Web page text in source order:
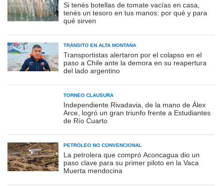
Si tenés botellas de tomate vacías en casa,
tenés un tesoro en tus manos: por qué y para
qué sirven
TRÁNSITO EN ALTA MONTAÑA
Transportistas alertaron por el colapso en el
paso a Chile ante la demora en su reapertura
del lado argentino
TORNEO CLAUSURA
Independiente Rivadavia, de la mano de Álex
Arce, logró un gran triunfo frente a Estudiantes
de Río Cuarto
PETRÓLEO NO CONVENCIONAL
La petrolera que compró Aconcagua dio un
paso clave para su primer piloto en la Vaca
Muerta mendocina